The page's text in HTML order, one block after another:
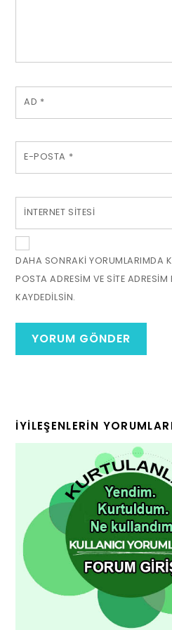
AD *
E-POSTA *
İNTERNET SITESI
DAHA SONRAKI YORUMLARIMDA
POSTA ADRESIM VE SITE ADRESIM
KAYDEDILSIN.
İYILEŞENLERIN